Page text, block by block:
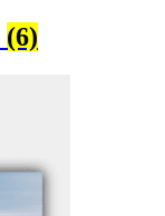
(6)